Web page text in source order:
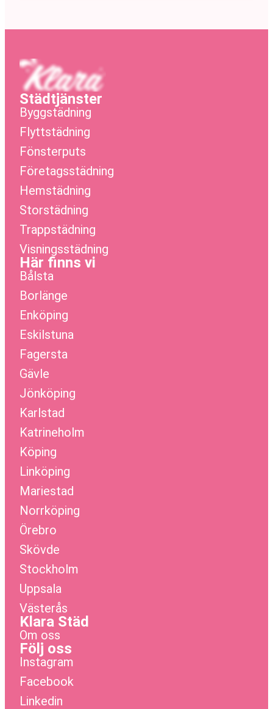
Städtjänster
Byggstädning
Flyttstädning
Fönsterputs
Företagsstädning
Hemstädning
Storstädning
Trappstädning
Visningsstädning
Här finns vi
Bålsta
Borlänge
Enköping
Eskilstuna
Fagersta
Gävle
Jönköping
Karlstad
Katrineholm
Köping
Linköping
Mariestad
Norrköping
Örebro
Skövde
Stockholm
Uppsala
Västerås
Klara Städ
Om oss
Följ oss
Instagram
Facebook
Linkedin